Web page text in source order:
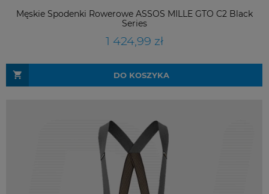
Męskie Spodenki Rowerowe ASSOS MILLE GTO C2 Black
Series
1 424,99 zł
DO KOSZYKA